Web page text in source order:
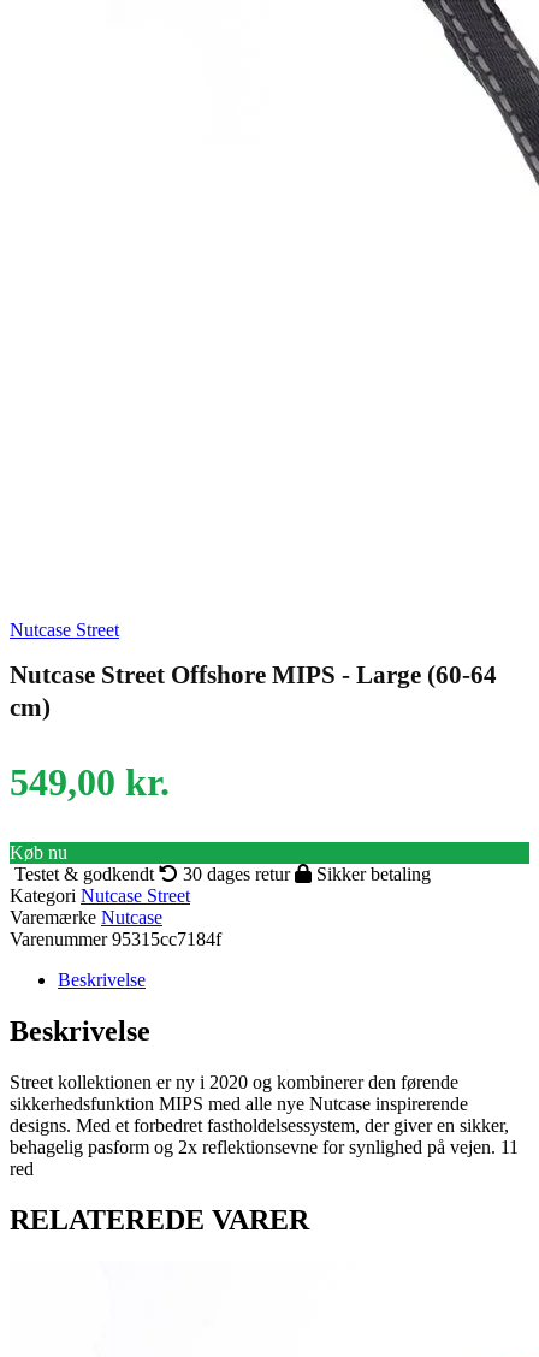
Nutcase Street
Nutcase Street Offshore MIPS - Large (60-64
cm)
549,00 kr.
Køb nu
Testet & godkendt
30 dages retur
Sikker betaling
Kategori Nutcase Street
Varemærke Nutcase
Varenummer 95315cc7184f
Beskrivelse
Beskrivelse
Street kollektionen er ny i 2020 og kombinerer den førende
sikkerhedsfunktion MIPS med alle nye Nutcase inspirerende
designs. Med et forbedret fastholdelsessystem, der giver en sikker,
behagelig pasform og 2x reflektionsevne for synlighed på vejen. 11
red
RELATEREDE VARER